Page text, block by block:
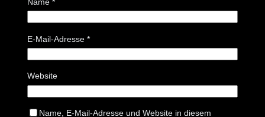
E-Mail-Adresse *
Website
Name, E-Mail-Adresse und Website in diesem